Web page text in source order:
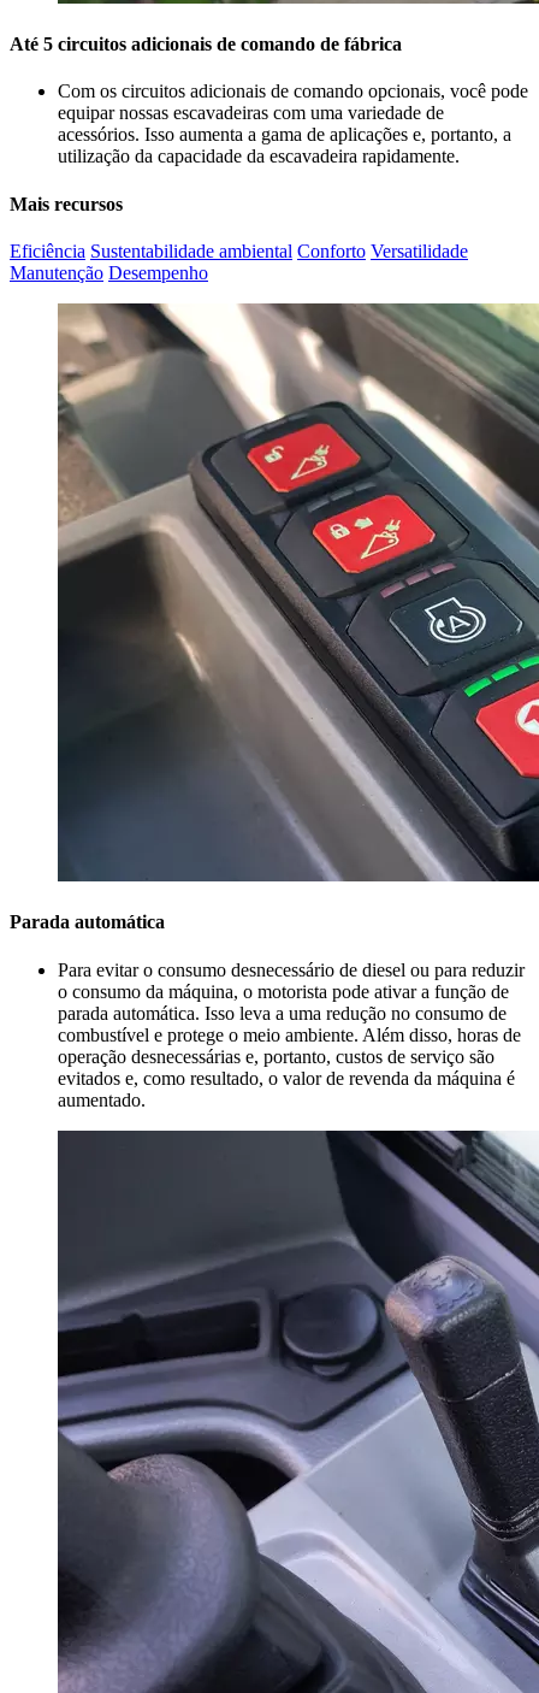
Até 5 circuitos adicionais de comando de fábrica
Com os circuitos adicionais de comando opcionais, você pode
equipar nossas escavadeiras com uma variedade de
acessórios. Isso aumenta a gama de aplicações e, portanto, a
utilização da capacidade da escavadeira rapidamente.
Mais recursos
Eficiência Sustentabilidade ambiental Conforto Versatilidade
Manutenção Desempenho
Parada automática
Para evitar o consumo desnecessário de diesel ou para reduzir
o consumo da máquina, o motorista pode ativar a função de
parada automática. Isso leva a uma redução no consumo de
combustível e protege o meio ambiente. Além disso, horas de
operação desnecessárias e, portanto, custos de serviço são
evitados e, como resultado, o valor de revenda da máquina é
aumentado.